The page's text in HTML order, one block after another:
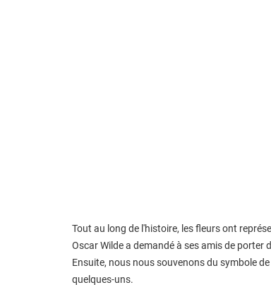
Tout au long de l'histoire, les fleurs ont
Oscar Wilde a demandé à ses amis de
Ensuite, nous nous souvenons du symbole
quelques-uns.